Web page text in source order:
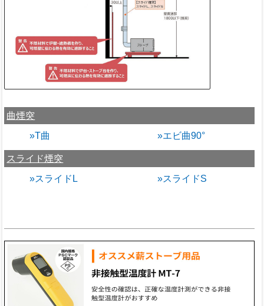
曲煙突
»T曲
»エビ曲90°
スライド煙突
»スライドL
»スライドS